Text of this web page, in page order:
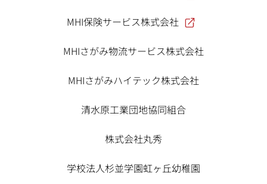
MHI保険サービス株式会社
MHIさがみ物流サービス株式会社
MHIさがみハイテック株式会社
清水原工業団地協同組合
株式会社丸秀
学校法人杉並学園虹ヶ丘幼稚園